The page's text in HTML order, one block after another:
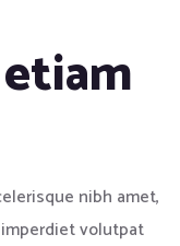
nibh amet,
volutpat